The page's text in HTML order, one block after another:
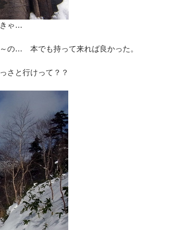
ゃ…
の… 本でも持って来れば良かった。
さと行けって？？